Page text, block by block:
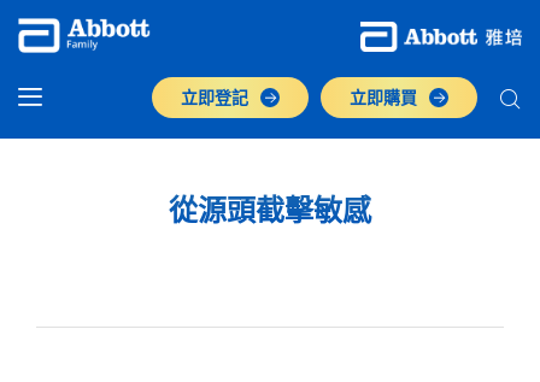
立即登記 立即購買
從源頭截擊敏感